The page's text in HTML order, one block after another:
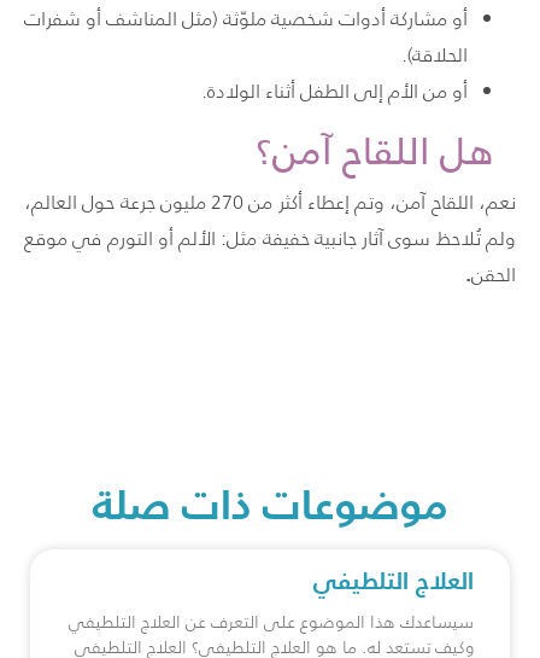
أو مشاركة أدوات شخصية ملوّثة (مثل المناشف أو شفرات
الحلاقة).
أو من الأم إلى الطفل أثناء الولادة.
هل اللقاح آمن؟
نعم، اللقاح آمن، وتم إعطاء أكثر من 270 مليون جرعة حول العالم،
ولم تُلاحظ سوى آثار جانبية خفيفة مثل: الألم أو التورم في موقع
الحقن.
موضوعات ذات صلة
العلاج التلطيفي
سيساعدك هذا الموضوع على التعرف عن العلاج التلطيفي
وكيف تستعد له. ما هو العلاج التلطيفي؟ العلاج التلطيفي